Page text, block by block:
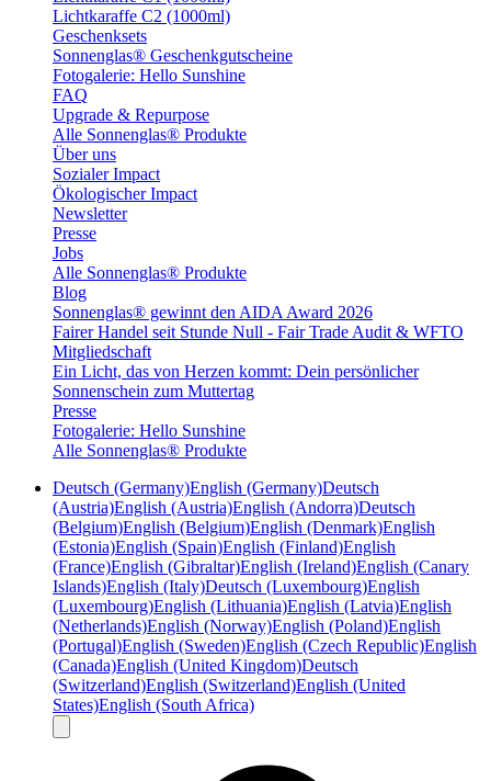
Lichtkaraffe C2 (1000ml)
Geschenksets
Sonnenglas® Geschenkgutscheine
Fotogalerie: Hello Sunshine
FAQ
Upgrade & Repurpose
Alle Sonnenglas® Produkte
Über uns
Sozialer Impact
Ökologischer Impact
Newsletter
Presse
Jobs
Alle Sonnenglas® Produkte
Blog
Sonnenglas® gewinnt den AIDA Award 2026
Fairer Handel seit Stunde Null - Fair Trade Audit & WFTO
Mitgliedschaft
Ein Licht, das von Herzen kommt: Dein persönlicher
Sonnenschein zum Muttertag
Presse
Fotogalerie: Hello Sunshine
Alle Sonnenglas® Produkte
Deutsch (Germany)English (Germany)Deutsch
(Austria)English (Austria)English (Andorra)Deutsch
(Belgium)English (Belgium)English (Denmark)English
(Estonia)English (Spain)English (Finland)English
(France)English (Gibraltar)English (Ireland)English (Canary
Islands)English (Italy)Deutsch (Luxembourg)English
(Luxembourg)English (Lithuania)English (Latvia)English
(Netherlands)English (Norway)English (Poland)English
(Portugal)English (Sweden)English (Czech Republic)English
(Canada)English (United Kingdom)Deutsch
(Switzerland)English (Switzerland)English (United
States)English (South Africa)